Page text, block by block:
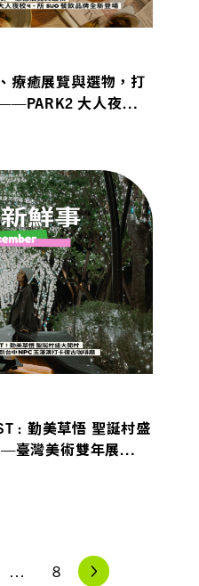
療癒展覽與選物，打
大人夜校
: 勤美草悟 聖誕村盛
臺灣美術雙年展
8